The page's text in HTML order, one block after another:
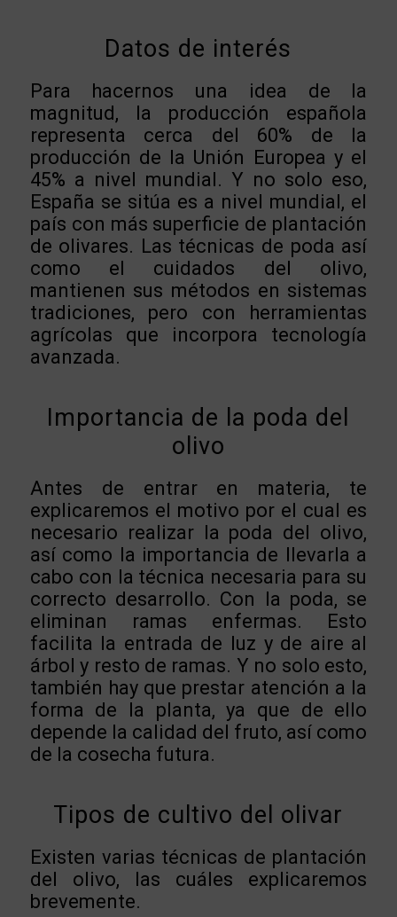
Datos de interés
Para hacernos una idea de la
magnitud, la producción española
representa cerca del 60% de la
producción de la Unión Europea y el
45% a nivel mundial. Y no solo eso,
España se sitúa es a nivel mundial, el
país con más superficie de plantación
de olivares. Las técnicas de poda así
como el cuidados del olivo,
mantienen sus métodos en sistemas
tradiciones, pero con herramientas
agrícolas que incorpora tecnología
avanzada.
Importancia de la poda del
olivo
Antes de entrar en materia, te
explicaremos el motivo por el cual es
necesario realizar la poda del olivo,
así como la importancia de llevarla a
cabo con la técnica necesaria para su
correcto desarrollo. Con la poda, se
eliminan ramas enfermas. Esto
facilita la entrada de luz y de aire al
árbol y resto de ramas. Y no solo esto,
también hay que prestar atención a la
forma de la planta, ya que de ello
depende la calidad del fruto, así como
de la cosecha futura.
Tipos de cultivo del olivar
Existen varias técnicas de plantación
del olivo, las cuáles explicaremos
brevemente.